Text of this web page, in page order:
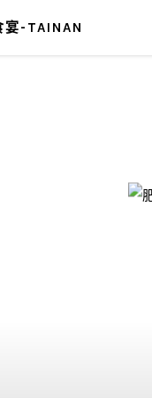
宴-TAINAN
-鵝娘的後宮